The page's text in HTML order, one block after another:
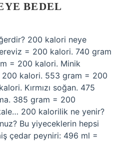
BEDEL
200 kalori neye
= 200 kalori. 740 gram
= 200 kalori. Minik
200 kalori. 553 gram = 200
Kırmızı soğan. 475
385 gram = 200
200 kalorilik ne yenir?
Bu yiyeceklerin hepsi
çedar peyniri: 496 ml =